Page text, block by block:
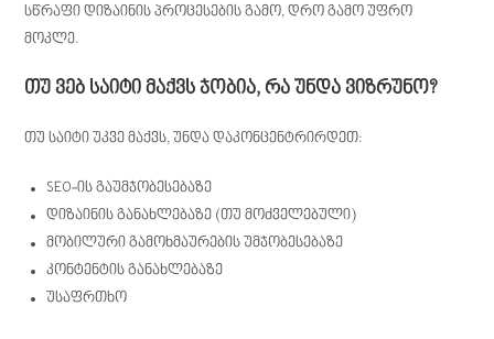
სწრაფი დიზაინის პროცესების გამო, დრო გამო უფრო
მოკლე.
თუ ვებ საიტი მაქვს ჯობია, რა უნდა ვიზრუნო?
თუ საიტი უკვე მაქვს, უნდა დაკონცენტრირდეთ:
SEO-ის გაუმჯობესებაზე
დიზაინის განახლებაზე (თუ მოძველებული)
მობილური გამოხმაურების უმჯობესებაზე
კონტენტის განახლებაზე
უსაფრთხო